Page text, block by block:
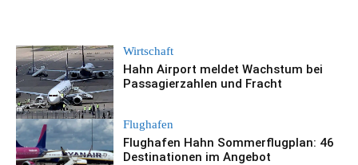
Wirtschaft
Hahn Airport meldet Wachstum bei
Passagierzahlen und Fracht
Flughafen
Flughafen Hahn Sommerflugplan: 46
Destinationen im Angebot